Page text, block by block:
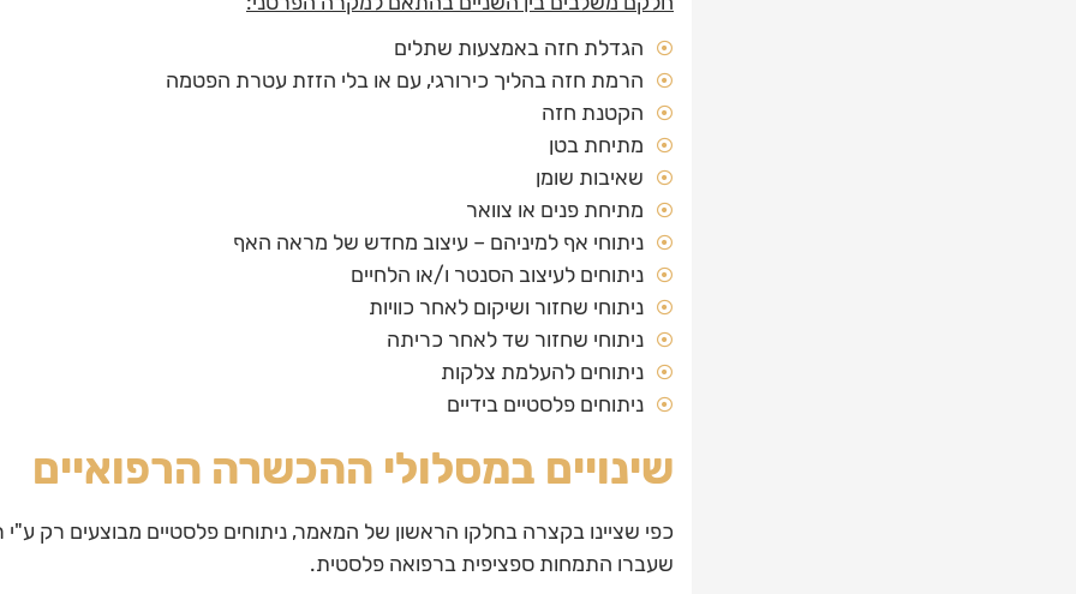
הגדלת חזה באמצעות שתלים
הרמת חזה בהליך כירורגי, עם או בלי הזזת עטרת הפטמה
הקטנת חזה
מתיחת בטן
שאיבות שומן
מתיחת פנים או צוואר
ניתוחי אף למיניהם – עיצוב מחדש של מראה האף
ניתוחים לעיצוב הסנטר ו/או הלחיים
ניתוחי שחזור ושיקום לאחר כוויות
ניתוחי שחזור שד לאחר כריתה
ניתוחים להעלמת צלקות
ניתוחים פלסטיים בידיים
שינויים במסלולי ההכשרה הרפואיים
כפי שציינו בקצרה בחלקו הראשון של המאמר, ניתוחים פלסטיים מבוצעים רק ע"י
שעברו התמחות ספציפית ברפואה פלסטית.